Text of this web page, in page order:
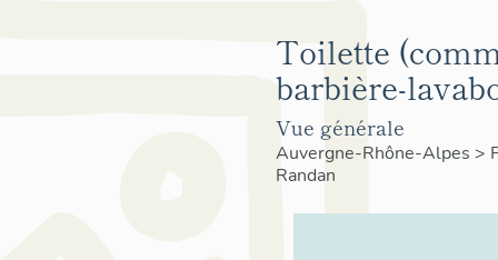
Toilette
barbière-
Vue générale
Auvergne-Rhône-Alpes >
Randan